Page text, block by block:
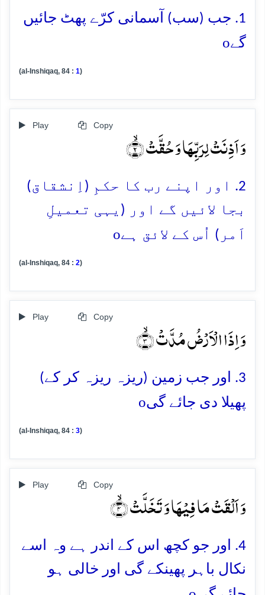
1. جب (سب) آسمانی کرّے پھٹ جائیں
گےo
(al-Inshiqaq, 84 : 1)
Play Copy
وَ اَذِنَتۡ لِرَبِّہَا وَ حُقَّتۡ ۙ﴿۲﴾
2. اور اپنے رب کا حکمِ (اِنشقاق)
بجا لائیں گے اور (یہی تعمیلِ
اَمر) اُس کے لائق ہےo
(al-Inshiqaq, 84 : 2)
Play Copy
وَ اِذَا الۡاَرۡضُ مُدَّتۡ ۙ﴿۳﴾
3. اور جب زمین (ریزہ ریزہ کر کے)
پھیلا دی جائے گیo
(al-Inshiqaq, 84 : 3)
Play Copy
وَ اَلۡقَتۡ مَا فِیۡہَا وَ تَخَلَّتۡ ۙ﴿۴﴾
4. اور جو کچھ اس کے اندر ہے وہ اسے
نکال باہر پھینکے گی اور خالی ہو